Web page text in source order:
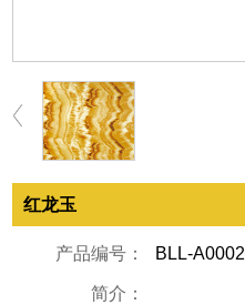
红龙玉
产品编号： BLL-A0002
简介：